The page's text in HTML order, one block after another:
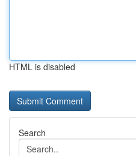
HTML is disabled
Search